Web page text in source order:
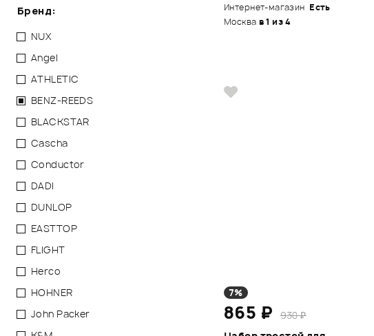
Бренд:
NUX
Angel
ATHLETIC
BENZ-REEDS
BLACKSTAR
Cascha
Conductor
DADI
DUNLOP
EASTTOP
FLIGHT
Herco
HOHNER
John Packer
Интернет-магазин Есть
Москва в 1 из 4
7%
865 ₽
930 ₽